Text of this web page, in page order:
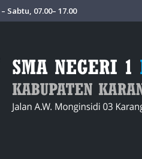
Sabtu, 07.00– 17.00